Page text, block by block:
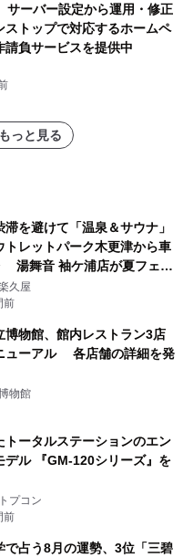
サーバー設定から運用・修正
ストップで対応するホームペ
請負サービスを提供中
っと見る
滞を避けて「温泉＆サウナ」
トレットパーク木更津から車
湯舞音 袖ケ浦店が夏フェア
提供
久屋
前
博物館、館内レストラン3店
ューアル 各店舗の詳細を発
物館
トータルステーションのエン
デル 『GM-120シリーズ』を
プコン
前
で占う8月の運勢、3位「三碧